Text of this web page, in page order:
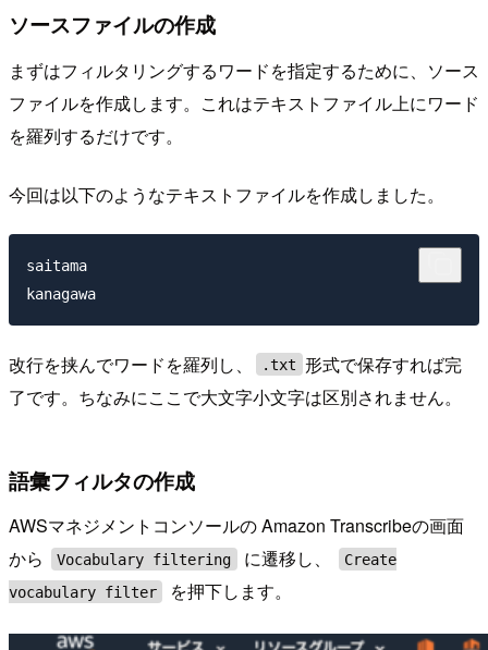
ソースファイルの作成
まずはフィルタリングするワードを指定するために、ソース
ファイルを作成します。これはテキストファイル上にワード
を羅列するだけです。
今回は以下のようなテキストファイルを作成しました。
saitama
改行を挟んでワードを羅列し、 .txt 形式で保存すれば完
了です。ちなみにここで大文字小文字は区別されません。
語彙フィルタの作成
AWSマネジメントコンソールの Amazon Transcribeの画面
から
Vocabulary filtering に遷移し、
Create
vocabulary filter
を押下します。